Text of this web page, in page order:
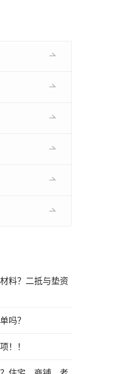
料？二抵与垫资
吗？
！！